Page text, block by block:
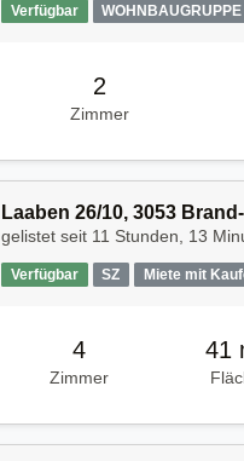
Verfügbar WOHNBAUGRUPPE
2
Zimmer
Laaben 26/10, 3053
gelistet seit 11 Stunden, 13
Verfügbar SZ Miete mit
4
Zimmer
41